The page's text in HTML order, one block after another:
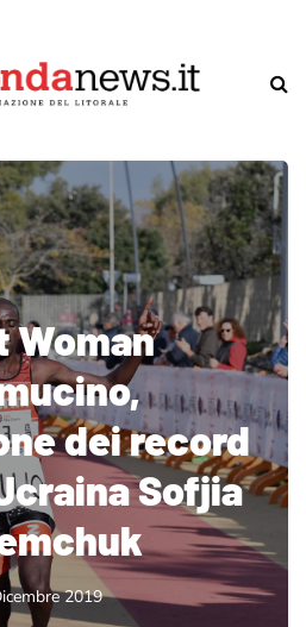
Woman
dei record
Sofjia
2019